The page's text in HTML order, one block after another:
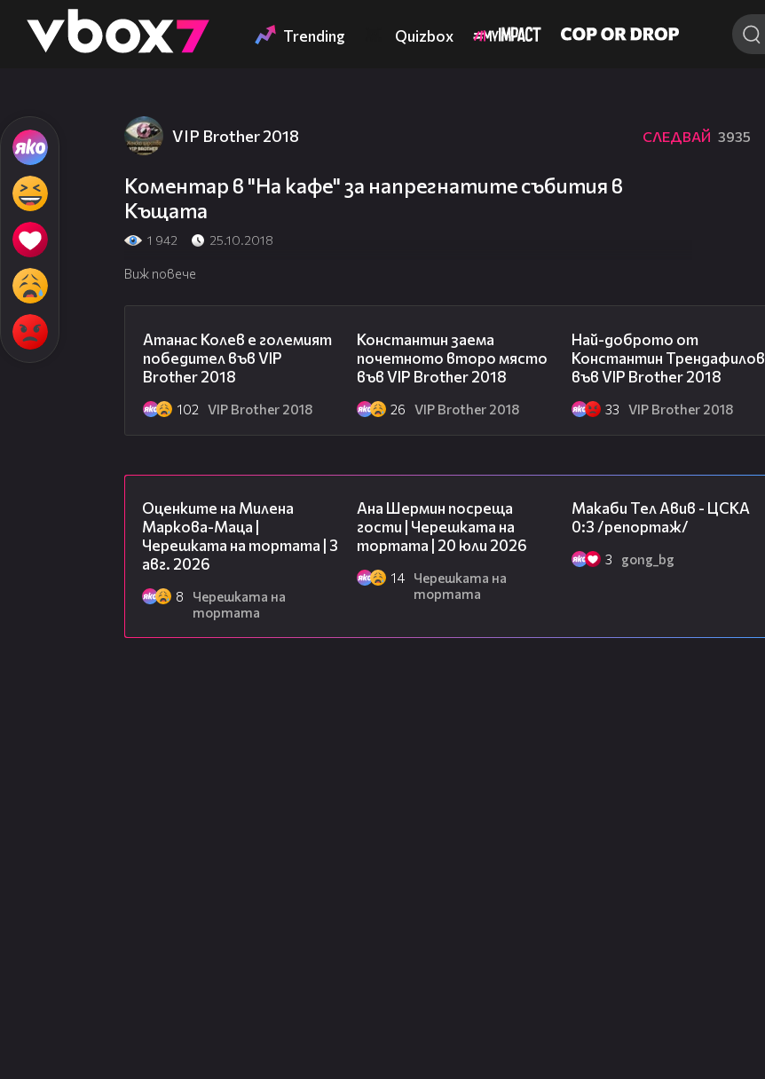
👾 Trending Quizbox
VIP Brother 2018 СЛЕДВАЙ 3935
Коментар в "На кафе" за напрегнатите събития в
Къщата
1 942 25.10.2018
Виж повече
Атанас Колев е големият
победител във VIP
Brother 2018
102 VIP Brother 2018
Константин заема
почетното второ място
във VIP Brother 2018
26 VIP Brother 2018
Най-доброто от
Константин Трендафилов
във VIP Brother 2018
33 VIP Brother 2018
Оценките на Милена
Маркова-Маца |
Черешката на тортата | 3
авг. 2026
8
Черешката на
тортата
Ана Шермин посреща
гости | Черешката на
тортата | 20 юли 2026
14
Черешката на
тортата
Макаби Тел Авив - ЦСКА
0:3 /репортаж/
3 gong_bg